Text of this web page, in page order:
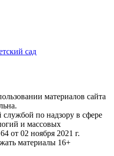
сад
материалов сайта
службой по надзору в сфере
и массовых
от 02 ноября 2021 г.
материалы 16+